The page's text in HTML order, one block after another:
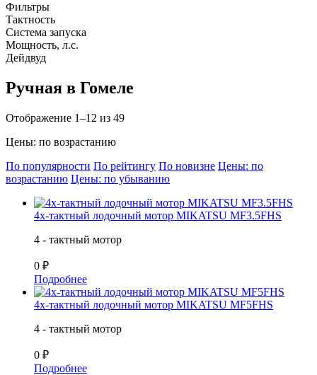
Фильтры
Тактность
Система запуска
Мощность, л.с.
Дейдвуд
Ручная в Гомеле
Отображение 1–12 из 49
Цены: по возрастанию
По популярности По рейтингу По новизне Цены: по
возрастанию Цены: по убыванию
4х-тактный лодочный мотор MIKATSU MF3.5FHS
4 - тактный мотор
0 ₽
Подробнее
4х-тактный лодочный мотор MIKATSU MF5FHS
4 - тактный мотор
0 ₽
Подробнее